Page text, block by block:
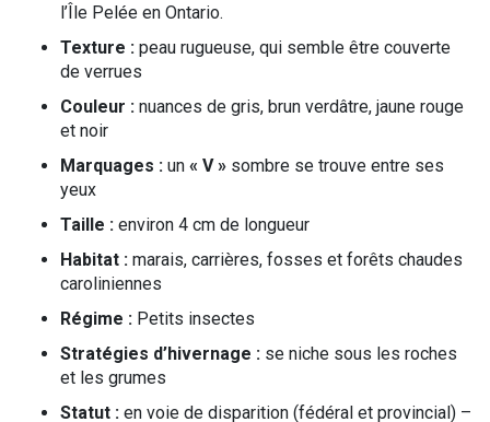
l’Île Pelée en Ontario.
Texture : peau rugueuse, qui semble être couverte
de verrues
Couleur : nuances de gris, brun verdâtre, jaune rouge
et noir
Marquages : un « V » sombre se trouve entre ses
yeux
Taille : environ 4 cm de longueur
Habitat : marais, carrières, fosses et forêts chaudes
caroliniennes
Régime : Petits insectes
Stratégies d’hivernage : se niche sous les roches
et les grumes
Statut : en voie de disparition (fédéral et provincial) –